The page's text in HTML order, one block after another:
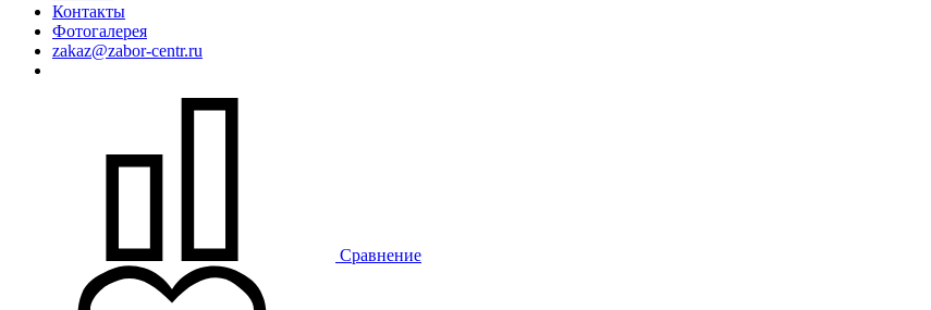
Контакты
Фотогалерея
zakaz@zabor-centr.ru
Сравнение